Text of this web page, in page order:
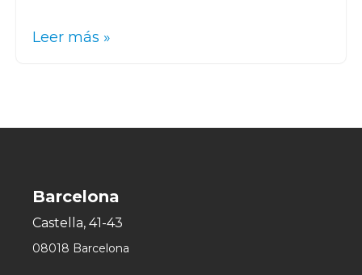
Leer más »
Barcelona
Castella, 41-43
08018 Barcelona